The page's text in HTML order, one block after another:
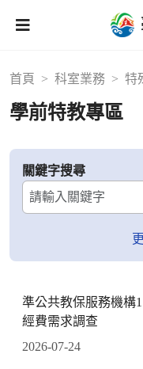
首頁 科室業務 特
學前特教專區
關鍵字搜尋
準公共教保服務機構
經費需求調查
2026-07-24